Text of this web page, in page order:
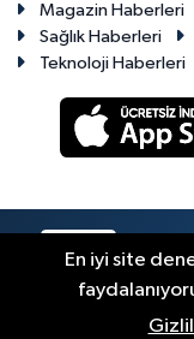
Magazin Haberleri
Sağlık Haberleri
Teknoloji Haberleri
RSS
En iyi site